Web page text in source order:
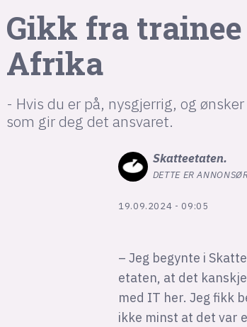
Gikk fra
Afrika
- Hvis du er på, nysgjerrig, og
som gir deg det ansvaret.
Skatteetaten.
DETTE ER
19.09.2024 - 09:05
– Jeg begynte i
etaten, at det
med IT her. Jeg fikk
ikke minst at det var